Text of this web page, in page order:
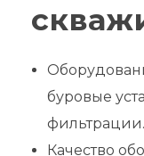
буровые
фильтрации.
Качество